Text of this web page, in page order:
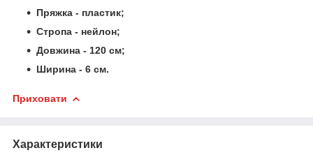
Пряжка - пластик;
Стропа - нейлон;
Довжина - 120 см;
Ширина - 6 см.
Приховати
Характеристики